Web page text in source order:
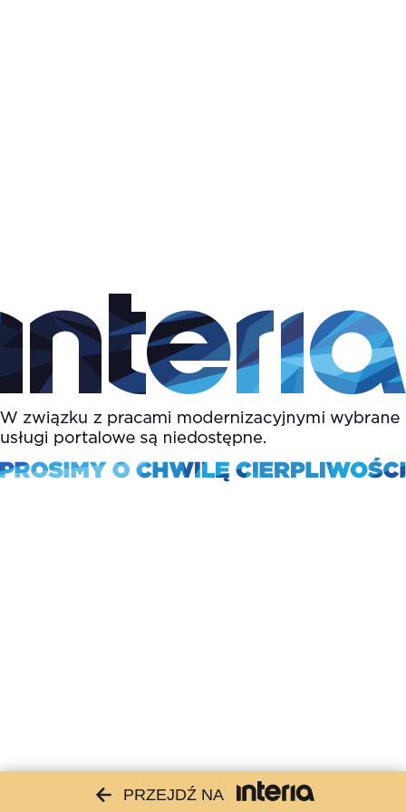
PRZEJDŹ NA